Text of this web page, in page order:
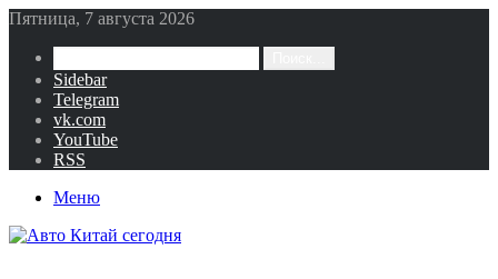
Пятница, 7 августа 2026
Sidebar
Telegram
vk.com
YouTube
RSS
Меню